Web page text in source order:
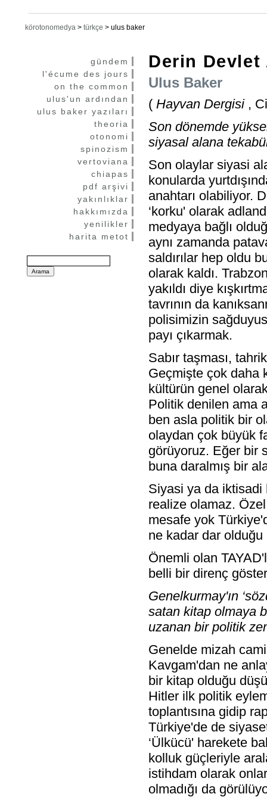
körotonomedya > türkçe > ulus baker
gündem
l'écume des jours
on the common
ulus'un ardından
ulus baker yazıları
theoria
otonomi
spinozism
vertoviana
chiapas
pdf arşivi
yakınlıklar
hakkımızda
yenilikler
harita metot
Derin Devlet
Ulus Baker
( Hayvan Dergisi ,
Son dönemde
siyasal alana
Son olaylar siyasi
konularda
anahtarı olabiliyor.
‘korku' olarak
medyaya bağlı
aynı zamanda
saldırılar hep oldu
olarak kaldı.
yakıldı diye
tavrının da
polisimizin
payı çıkarmak.
Sabır taşması,
Geçmişte çok daha
kültürün genel
Politik denilen ama
ben asla politik bir
olaydan çok büyük
görüyoruz. Eğer bir
buna daralmış bir
Siyasi ya da
realize olamaz.
mesafe yok
ne kadar dar olduğu
Önemli olan
belli bir direnç
Genelkurmay'ın
satan kitap olmaya
uzanan bir politik
Genelde mizah
Kavgam'dan ne
bir kitap olduğu
Hitler ilk politik
toplantısına gidip
Türkiye'de de
‘Ülkücü' harekete
kolluk güçleriyle
istihdam olarak
olmadığı da